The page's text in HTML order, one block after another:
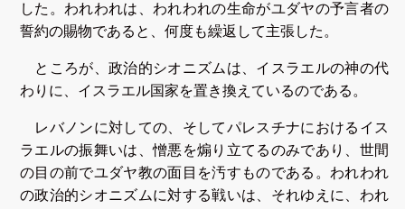
した。われわれは、われわれの生命がユダヤの予言者の
誓約の賜物であると、何度も繰返して主張した。
ところが、政治的シオニズムは、イスラエルの神の代
わりに、イスラエル国家を置き換えているのである。
レバノンに対しての、そしてパレスチナにおけるイス
ラエルの振舞いは、憎悪を煽り立てるのみであり、世間
の目の前でユダヤ教の面目を汚すものである。われわれ
の政治的シオニズムに対する戦いは、それゆえに、われ